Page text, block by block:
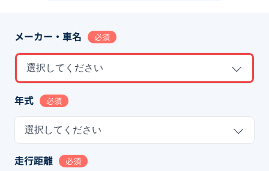
メーカー・車名 必須
選択してください
年式 必須
選択してください
走行距離 必須